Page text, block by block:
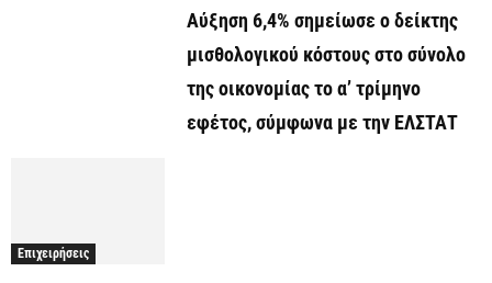
Αύξηση 6,4% σημείωσε ο δείκτης
μισθολογικού κόστους στο σύνολο
της οικονομίας το α’ τρίμηνο
εφέτος, σύμφωνα με την ΕΛΣΤΑΤ
Επιχειρήσεις